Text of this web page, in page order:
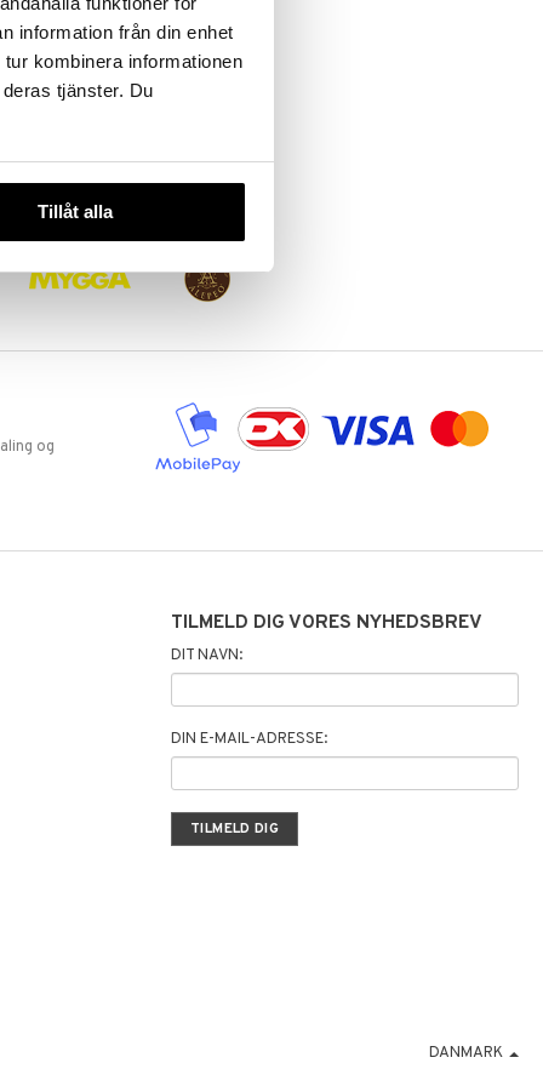
information från din enhet
kombinera informationen
tjänster. Du
Tillåt alla
og
TILMELD DIG VORES NYHEDSBREV
DIT NAVN:
DIN E-MAIL-ADRESSE:
DANMARK